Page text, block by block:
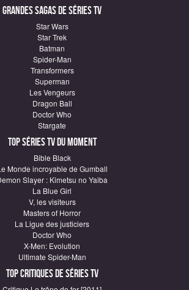
Grandes sagas de Séries TV
Star Wars
Star Trek
Batman
Spider-Man
Transformers
Superman
Les Vengeurs
Dragon Ball
Doctor Who
Stargate
Top Séries TV du moment
Bible Black
Monde incroyable de Gumball
Slayer : Kimetsu no Yaiba
La Blue Girl
V, les visiteurs
Masters of Horror
La Ligue des justiciers
Doctor Who
X-Men: Evolution
Ultimate Spider-Man
Top critiques de Séries TV